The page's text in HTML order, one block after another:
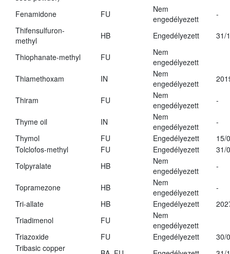
Fenamidone FU
Nem
engedélyezett
-
Thifensulfuron-
methyl
HB Engedélyezett 31/
Thiophanate-methyl FU
Nem
engedélyezett
Thiamethoxam
IN
Nem
engedélyezett
Thiram FU
Nem
engedélyezett
-
Thyme oil IN
Nem
engedélyezett
-
Thymol
FU Engedélyezett
15/
Tolclofos-methyl
FU Engedélyezett
31/
Tolpyralate
HB
Nem
engedélyezett
-
Topramezone HB
Nem
engedélyezett
-
Tri-allate
HB Engedélyezett
Triadimenol
FU
Nem
engedélyezett
Triazoxide
FU Engedélyezett
30/
Tribasic copper